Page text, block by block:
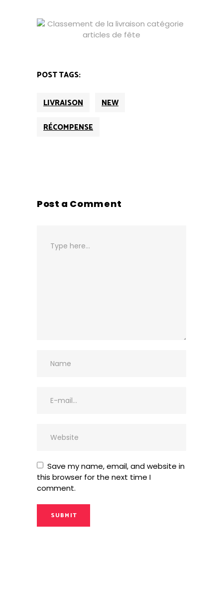
POST TAGS:
LIVRAISON
NEW
RÉCOMPENSE
Post a Comment
Save my name, email, and website in
this browser for the next time I
comment.
SUBMIT